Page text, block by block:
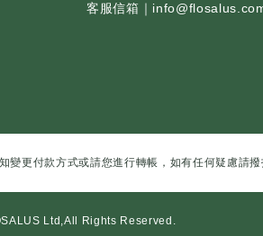
客服信箱｜
變更付款方式或請您進行轉帳，如有任何疑慮請撥
Ltd,All Rights Reserved.